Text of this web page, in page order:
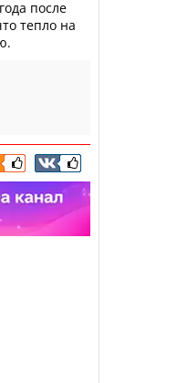
после
тепло на